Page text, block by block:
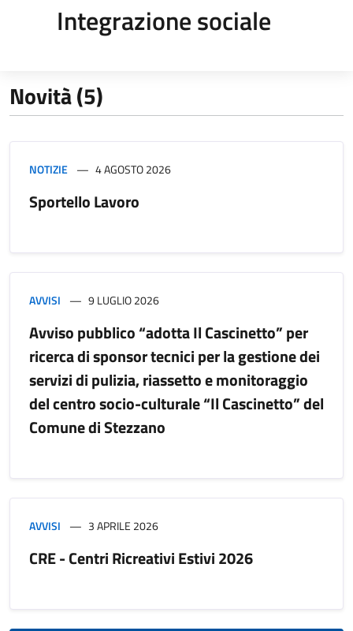
Integrazione sociale
Novità (5)
NOTIZIE 4 AGOSTO 2026
Sportello Lavoro
AVVISI 9 LUGLIO 2026
Avviso pubblico “adotta Il Cascinetto” per
ricerca di sponsor tecnici per la gestione dei
servizi di pulizia, riassetto e monitoraggio
del centro socio-culturale “Il Cascinetto” del
Comune di Stezzano
AVVISI 3 APRILE 2026
CRE - Centri Ricreativi Estivi 2026